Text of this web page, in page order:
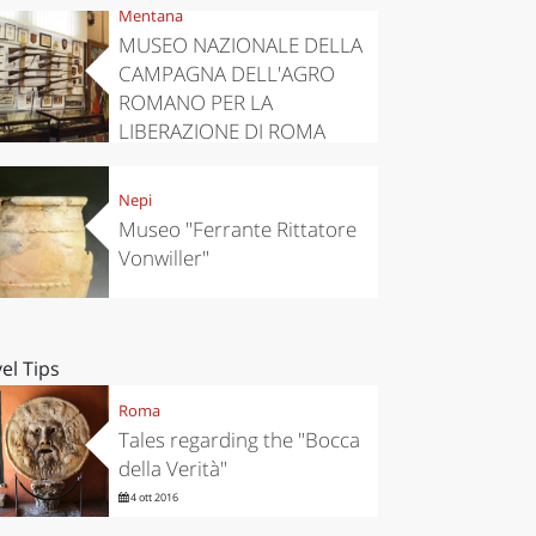
Mentana
MUSEO NAZIONALE DELLA
CAMPAGNA DELL'AGRO
ROMANO PER LA
LIBERAZIONE DI ROMA
Nepi
Museo "Ferrante Rittatore
Vonwiller"
Tips
Roma
Tales regarding the "Bocca
della Verità"
4 ott 2016